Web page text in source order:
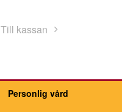
Till kassan
Personlig vård